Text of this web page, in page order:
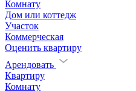
Комнату
Дом или коттедж
Участок
Коммерческая
Оценить квартиру
Арендовать
Квартиру
Комнату